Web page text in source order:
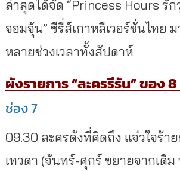
ล่าสุดได้จัด “Princess Hours รั
จอมจุ้น” ซีรี่ส์เกาหลีเวอร์ชั่นไทย
หลายช่วงเวลาทั้งสัปดาห์
ผังรายการ “ละครรีรัน” ของ
ช่อง 7
09.30 ละครดังที่คิดถึง แจ๋วใจร้
เทวดา (จันทร์-ศุกร์ ขยายจากเดิ